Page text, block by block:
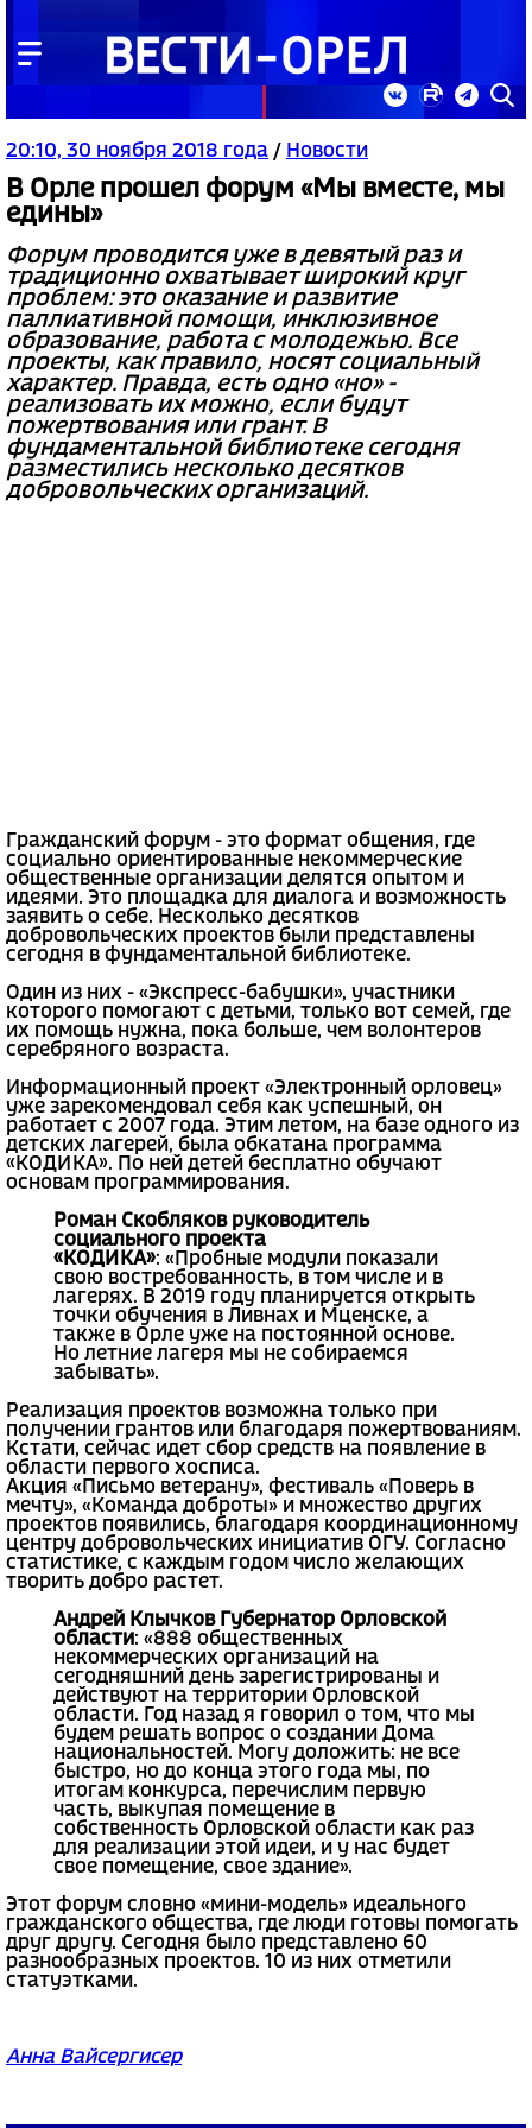
20:10, 30 ноября 2018 года / Новости
В Орле прошел форум «Мы вместе, мы
едины»
Форум проводится уже в девятый раз и
традиционно охватывает широкий круг
проблем: это оказание и развитие
паллиативной помощи, инклюзивное
образование, работа с молодежью. Все
проекты, как правило, носят социальный
характер. Правда, есть одно «но» -
реализовать их можно, если будут
пожертвования или грант. В
фундаментальной библиотеке сегодня
разместились несколько десятков
добровольческих организаций.
Гражданский форум - это формат общения, где
социально ориентированные некоммерческие
общественные организации делятся опытом и
идеями. Это площадка для диалога и возможность
заявить о себе. Несколько десятков
добровольческих проектов были представлены
сегодня в фундаментальной библиотеке.
Один из них - «Экспресс-бабушки», участники
которого помогают с детьми, только вот семей, где
их помощь нужна, пока больше, чем волонтеров
серебряного возраста.
Информационный проект «Электронный орловец»
уже зарекомендовал себя как успешный, он
работает с 2007 года. Этим летом, на базе одного из
детских лагерей, была обкатана программа
«КОДИКА». По ней детей бесплатно обучают
основам программирования.
Роман Скобляков руководитель
социального проекта
«КОДИКА»: «Пробные модули показали
свою востребованность, в том числе и в
лагерях. В 2019 году планируется открыть
точки обучения в Ливнах и Мценске, а
также в Орле уже на постоянной основе.
Но летние лагеря мы не собираемся
забывать».
Реализация проектов возможна только при
получении грантов или благодаря пожертвованиям.
Кстати, сейчас идет сбор средств на появление в
области первого хосписа.
Акция «Письмо ветерану», фестиваль «Поверь в
мечту», «Команда доброты» и множество других
проектов появились, благодаря координационному
центру добровольческих инициатив ОГУ. Согласно
статистике, с каждым годом число желающих
творить добро растет.
Андрей Клычков Губернатор Орловской
области : «888 общественных
некоммерческих организаций на
сегодняшний день зарегистрированы и
действуют на территории Орловской
области. Год назад я говорил о том, что мы
будем решать вопрос о создании Дома
национальностей. Могу доложить: не все
быстро, но до конца этого года мы, по
итогам конкурса, перечислим первую
часть, выкупая помещение в
собственность Орловской области как раз
для реализации этой идеи, и у нас будет
свое помещение, свое здание».
Этот форум словно «мини-модель» идеального
гражданского общества, где люди готовы помогать
друг другу. Сегодня было представлено 60
разнообразных проектов. 10 из них отметили
статуэтками.
Анна Вайсергисер